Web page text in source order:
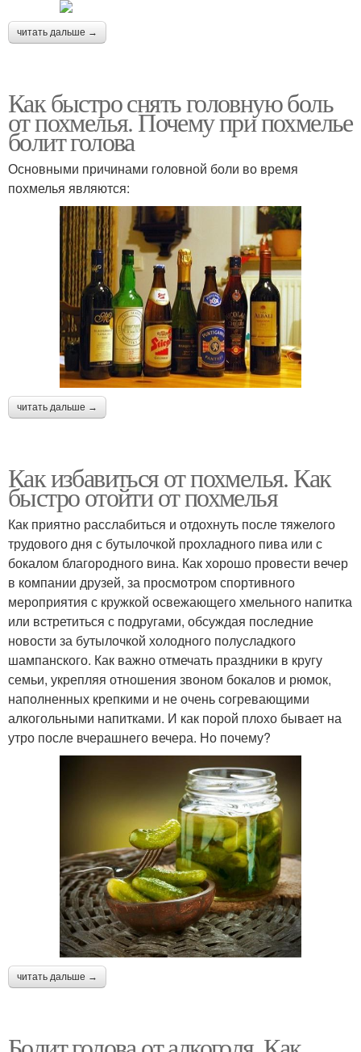
читать дальше →
Как быстро снять головную боль
от похмелья. Почему при похмелье
болит голова
Основными причинами головной боли во время
похмелья являются:
читать дальше →
Как избавиться от похмелья. Как
быстро отойти от похмелья
Как приятно расслабиться и отдохнуть после тяжелого
трудового дня с бутылочкой прохладного пива или с
бокалом благородного вина. Как хорошо провести вечер
в компании друзей, за просмотром спортивного
мероприятия с кружкой освежающего хмельного напитка
или встретиться с подругами, обсуждая последние
новости за бутылочкой холодного полусладкого
шампанского. Как важно отмечать праздники в кругу
семьи, укрепляя отношения звоном бокалов и рюмок,
наполненных крепкими и не очень согревающими
алкогольными напитками. И как порой плохо бывает на
утро после вчерашнего вечера. Но почему?
читать дальше →